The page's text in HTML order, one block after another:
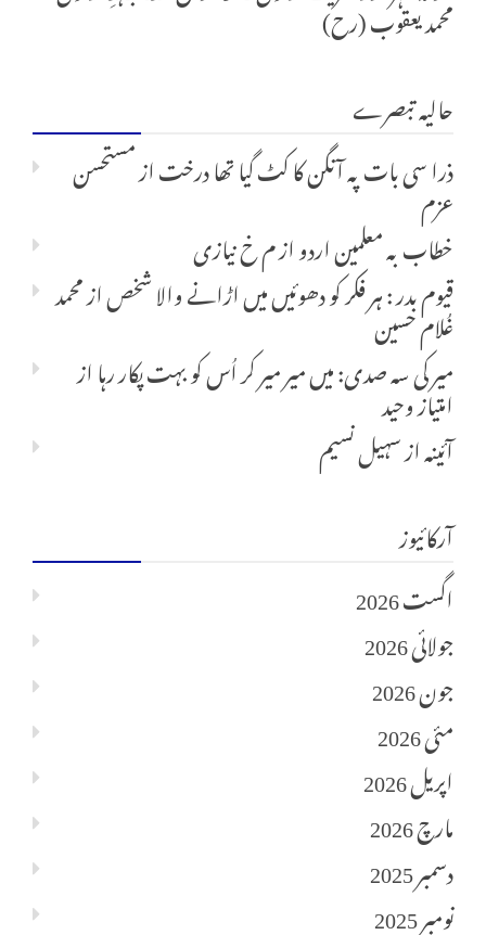
محمد یعقوب (رح)
حالیہ تبصرے
ذرا سی بات پہ آنگن کا کٹ گیا تھا درختازمستحسن
عزم
خطاب بہ معلمین اردوازم خ نیازی
قیوم بدر : ہر فکر کو دھوئیں میں اڑانے والا شخصازمحمد
غُلام حسین
میر کی سہ صدی: میں میر میر کر اُس کو بہت پکار رہااز
امتیاز وحید
آئینہازسہیل نسیم
آرکائیوز
اگست 2026
جولائی 2026
جون 2026
مئی 2026
اپریل 2026
مارچ 2026
دسمبر 2025
نومبر 2025